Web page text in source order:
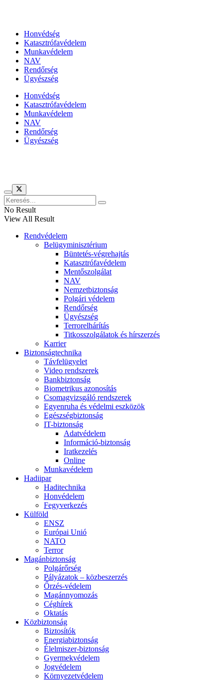
Honvédség
Katasztrófavédelem
Munkavédelem
NAV
Rendőrség
Ügyészség
Honvédség
Katasztrófavédelem
Munkavédelem
NAV
Rendőrség
Ügyészség
No Result
View All Result
Rendvédelem
Belügyminisztérium
Büntetés-végrehajtás
Katasztrófavédelem
Mentőszolgálat
NAV
Nemzetbiztonság
Polgári védelem
Rendőrség
Ügyészség
Terrorelhárítás
Titkosszolgálatok és hírszerzés
Karrier
Biztonságtechnika
Távfelügyelet
Video rendszerek
Bankbiztonság
Biometrikus azonosítás
Csomagvizsgáló rendszerek
Egyenruha és védelmi eszközök
Egészségbiztonság
IT-biztonság
Adatvédelem
Információ-biztonság
Iratkezelés
Online
Munkavédelem
Hadiipar
Haditechnika
Honvédelem
Fegyverkezés
Külföld
ENSZ
Európai Unió
NATO
Terror
Magánbiztonság
Polgárőrség
Pályázatok – közbeszerzés
Őrzés-védelem
Magánnyomozás
Céghírek
Oktatás
Közbiztonság
Biztosítók
Energiabiztonság
Élelmiszer-biztonság
Gyermekvédelem
Jogvédelem
Környezetvédelem